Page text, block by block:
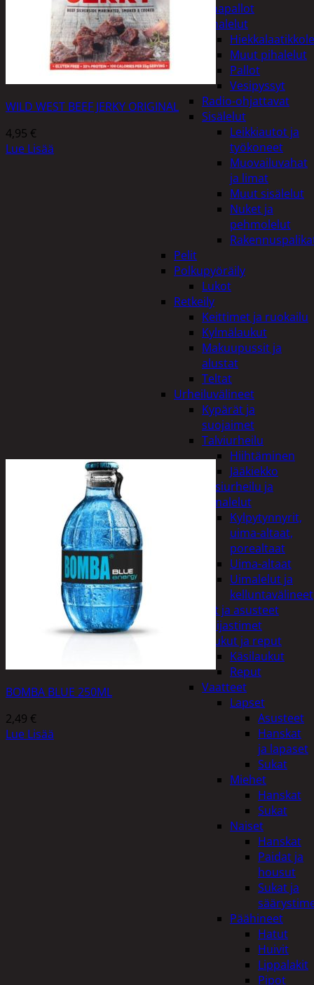
Ilmapallot
Pihalelut
Muut pihalelut
Pallot
Vesipyssyt
Radio-ohjattavat
Sisälelut
Leikkiautot ja
työkoneet
Muovailuvahat
ja limat
Muut sisälelut
Nuket ja
pehmolelut
Pelit
Polkupyöräily
Lukot
Retkeily
Keittimet ja ruokailu
Kylmälaukut
Makuupussit ja
alustat
Teltat
Urheiluvälineet
Kypärät ja
suojaimet
Talviurheilu
Hiihtäminen
Jääkiekko
Vesiurheilu ja
uimalelut
Kylpytynnyrit,
uima-altaat,
porealtaat
Uima-altaat
Uimalelut ja
kelluntavälineet
Vaatteet ja asusteet
Heijastimet
Laukut ja reput
Käsilaukut
Reput
Vaatteet
Lapset
Asusteet
Hanskat
ja lapaset
Sukat
Miehet
Hanskat
Sukat
Naiset
Hanskat
Paidat ja
housut
Sukat ja
Päähineet
Hatut
Huivit
Lippalakit
Pipot
WILD WEST BEEF JERKY ORIGINAL
4,95 €
Lue Lisää
BOMBA BLUE 250ML
2,49 €
Lue Lisää